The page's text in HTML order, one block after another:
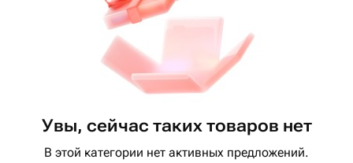
Увы, сейчас таких товаров нет
В этой категории нет активных предложений.